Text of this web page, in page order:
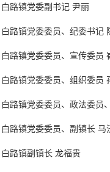
白路镇党委副书记 尹丽
白路镇党委委员、纪委书记
白路镇党委委员、宣传委员
白路镇党委委员、组织委员
白路镇党委委员、政法委员
白路镇党委委员、副镇长 马
白路镇副镇长 龙福贵